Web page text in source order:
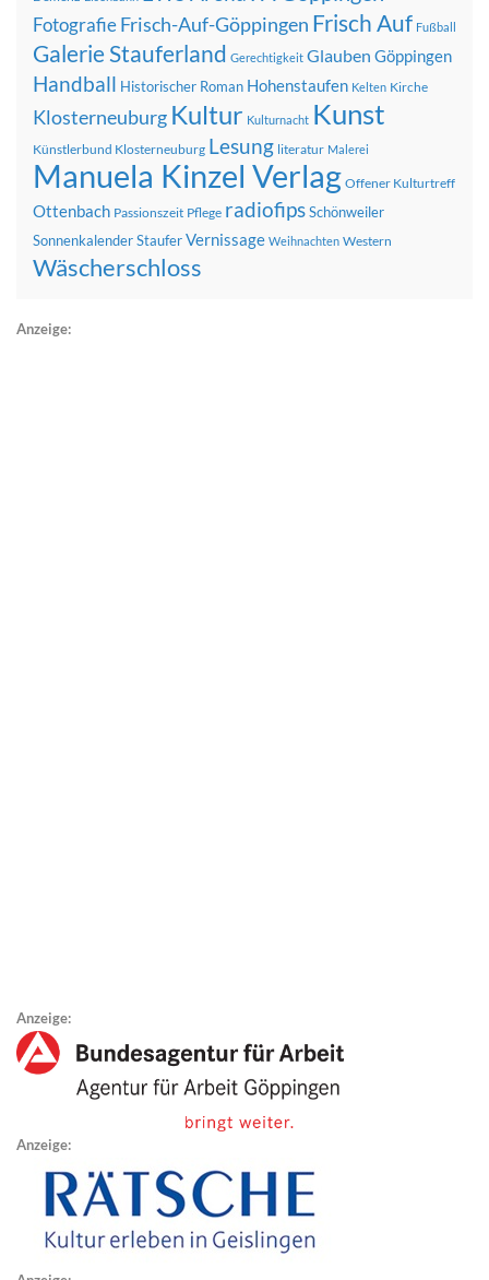
FotografieFrisch-Auf-Göppingen Frisch Auf Fußball
Galerie Stauferland Gerechtigkeit Glauben Göppingen
Handball Historischer Roman Hohenstaufen Kelten Kirche
Klosterneuburg Kultur Kulturnacht Kunst
Künstlerbund Klosterneuburg Lesung literatur Malerei
Manuela Kinzel Verlag Offener Kulturtreff
Ottenbach Passionszeit Pflege radiofipsSchönweiler
SonnenkalenderStauferVernissage Weihnachten Western
Wäscherschloss
Anzeige:
Anzeige:
Anzeige: